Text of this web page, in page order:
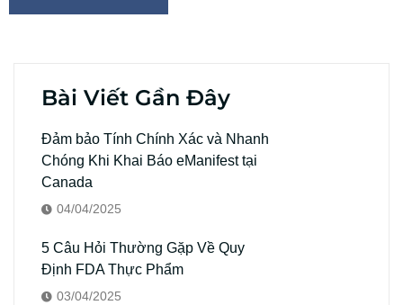
Bài Viết Gần Đây
Đảm bảo Tính Chính Xác và Nhanh
Chóng Khi Khai Báo eManifest tại
Canada
04/04/2025
5 Câu Hỏi Thường Gặp Về Quy
Định FDA Thực Phẩm
03/04/2025